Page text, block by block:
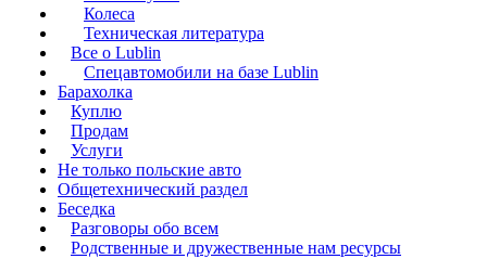
Колеса
Техническая литература
Все о Lublin
Спецавтомобили на базе Lublin
Барахолка
Куплю
Продам
Услуги
Не только польские авто
Общетехнический раздел
Беседка
Разговоры обо всем
Родственные и дружественные нам ресурсы